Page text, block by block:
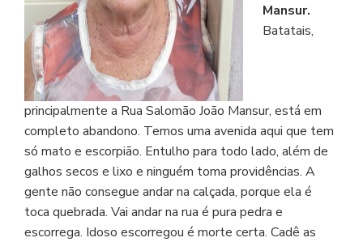
Mansur.
Batatais,
principalmente a Rua Salomão João Mansur, está em
completo abandono. Temos uma avenida aqui que tem
só mato e escorpião. Entulho para todo lado, além de
galhos secos e lixo e ninguém toma providências. A
gente não consegue andar na calçada, porque ela é
toca quebrada. Vai andar na rua é pura pedra e
escorrega. Idoso escorregou é morte certa. Cadê as